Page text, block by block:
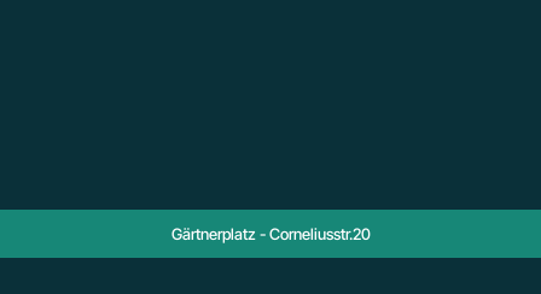
Gärtnerplatz - Corneliusstr.20